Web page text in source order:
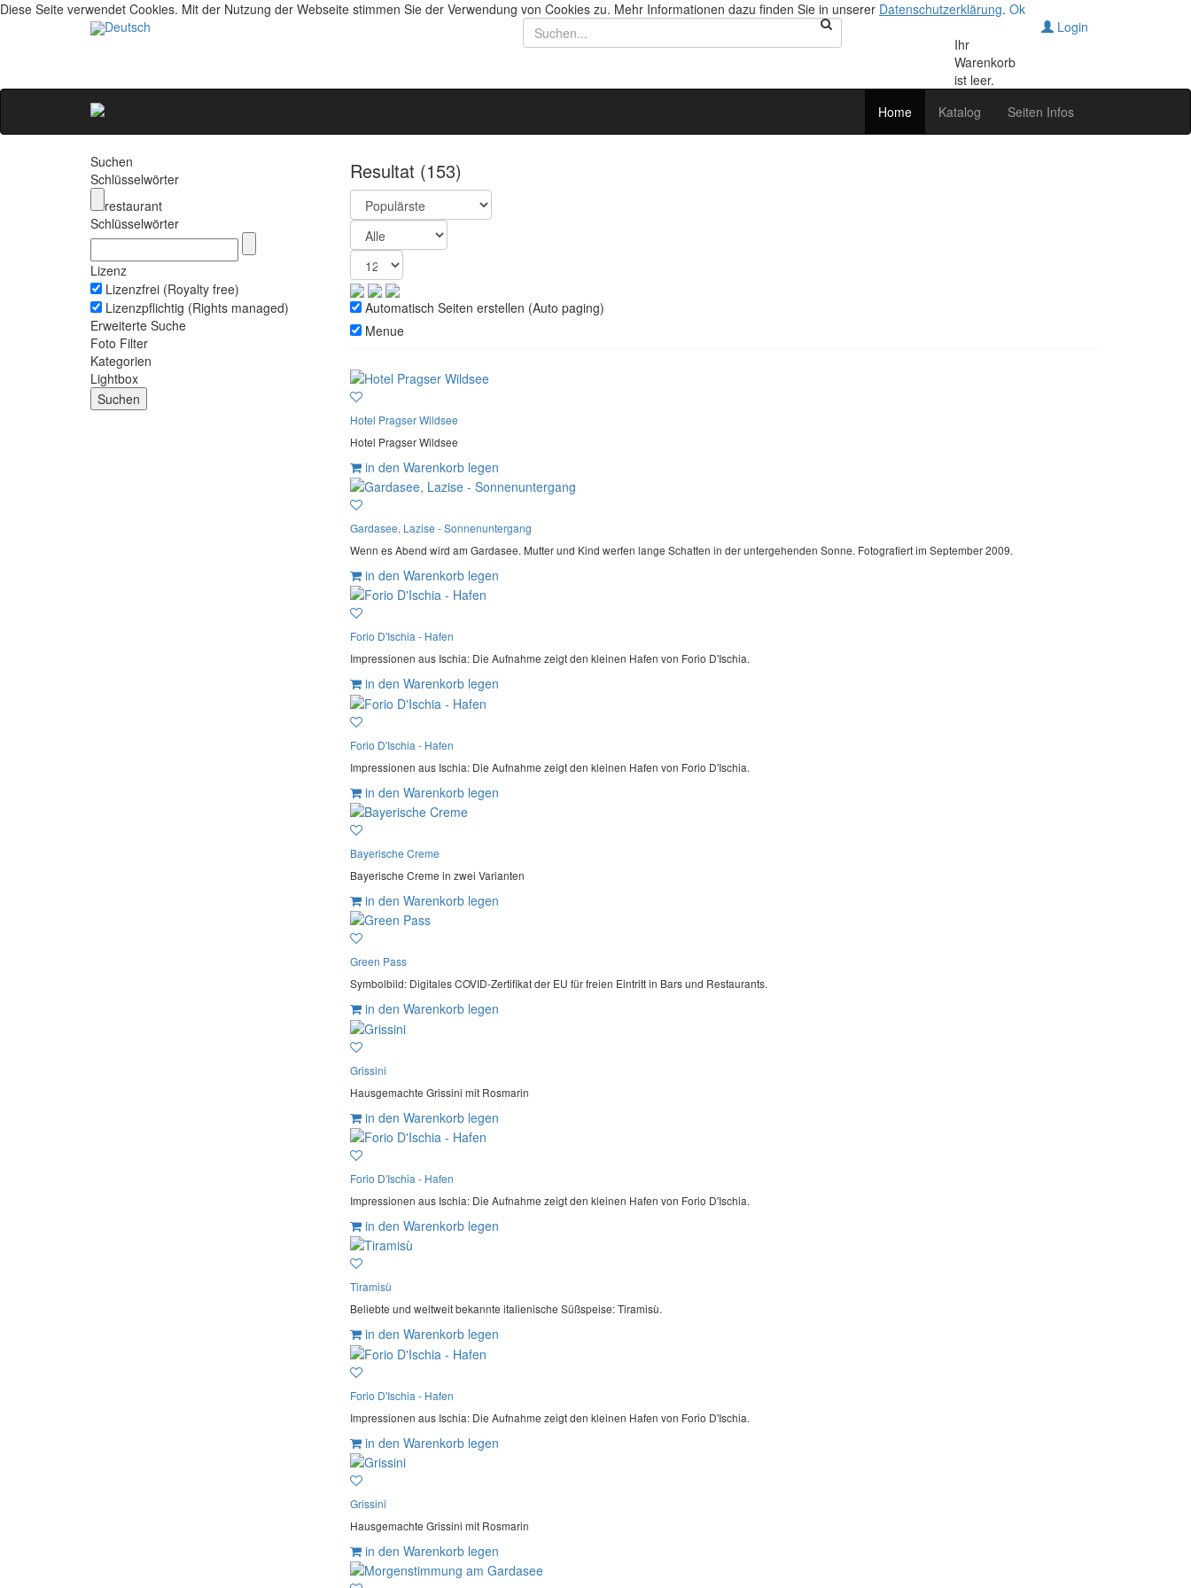
Diese Seite verwendet Cookies. Mit der Nutzung der Webseite stimmen Sie der Verwendung von Cookies zu. Mehr Informationen dazu finden Sie in unserer Datenschutzerklärung. Ok
Deutsch
Ihr
Warenkorb
ist leer.
Login
Home Katalog Seiten Infos
Suchen
Schlüsselwörter
restaurant
Schlüsselwörter
Lizenz
Lizenzfrei (Royalty free)
Lizenzpflichtig (Rights managed)
Erweiterte Suche
Foto Filter
Kategorien
Lightbox
Resultat (153)
Automatisch Seiten erstellen (Auto paging)
Menue
Hotel Pragser Wildsee
Hotel Pragser Wildsee
in den Warenkorb legen
Gardasee, Lazise - Sonnenuntergang
Wenn es Abend wird am Gardasee. Mutter und Kind werfen lange Schatten in der untergehenden Sonne. Fotografiert im September 2009.
in den Warenkorb legen
Forio D'Ischia - Hafen
Impressionen aus Ischia: Die Aufnahme zeigt den kleinen Hafen von Forio D'Ischia.
in den Warenkorb legen
Forio D'Ischia - Hafen
Impressionen aus Ischia: Die Aufnahme zeigt den kleinen Hafen von Forio D'Ischia.
in den Warenkorb legen
Bayerische Creme
Bayerische Creme in zwei Varianten
in den Warenkorb legen
Green Pass
Symbolbild: Digitales COVID-Zertifikat der EU für freien Eintritt in Bars und Restaurants.
in den Warenkorb legen
Grissini
Hausgemachte Grissini mit Rosmarin
in den Warenkorb legen
Forio D'Ischia - Hafen
Impressionen aus Ischia: Die Aufnahme zeigt den kleinen Hafen von Forio D'Ischia.
in den Warenkorb legen
Tiramisù
Beliebte und weltweit bekannte italienische Süßspeise: Tiramisù.
in den Warenkorb legen
Forio D'Ischia - Hafen
Impressionen aus Ischia: Die Aufnahme zeigt den kleinen Hafen von Forio D'Ischia.
in den Warenkorb legen
Grissini
Hausgemachte Grissini mit Rosmarin
in den Warenkorb legen